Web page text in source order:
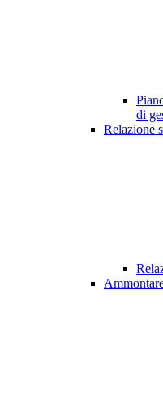
di
Relazione